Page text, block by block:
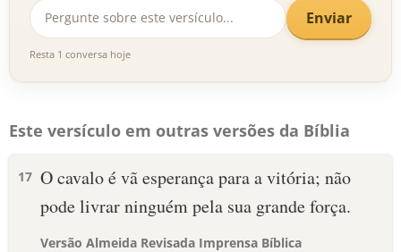
Enviar
Resta 1 conversa hoje
Este versículo em outras versões da Bíblia
17 O cavalo é vã esperança para a vitória; não
pode livrar ninguém pela sua grande força.
Versão Almeida Revisada Imprensa Bíblica